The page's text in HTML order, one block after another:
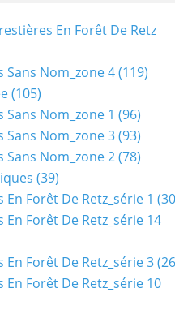
En Forêt De Retz
Sans Nom_zone 4(119)
(105)
Nom_zone 1 (96)
Sans Nom_zone 3(93)
Sans Nom_zone 2(78)
(39)
Forêt De Retz_série 1
En Forêt De Retz_série 14
En Forêt De Retz_série 3
En Forêt De Retz_série 10